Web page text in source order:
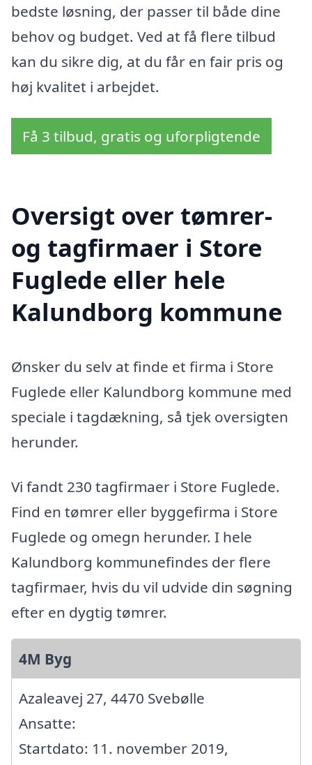
bedste løsning, der passer til både dine
behov og budget. Ved at få flere tilbud
kan du sikre dig, at du får en fair pris og
høj kvalitet i arbejdet.
Få 3 tilbud, gratis og uforpligtende
Oversigt over tømrer-
og tagfirmaer i Store
Fuglede eller hele
Kalundborg kommune
Ønsker du selv at finde et firma i Store
Fuglede eller Kalundborg kommune med
speciale i tagdækning, så tjek oversigten
herunder.
Vi fandt 230 tagfirmaer i Store Fuglede.
Find en tømrer eller byggefirma i Store
Fuglede og omegn herunder. I hele
Kalundborg kommunefindes der flere
tagfirmaer, hvis du vil udvide din søgning
efter en dygtig tømrer.
4M Byg
Azaleavej 27, 4470 Svebølle
Ansatte:
Startdato: 11. november 2019,